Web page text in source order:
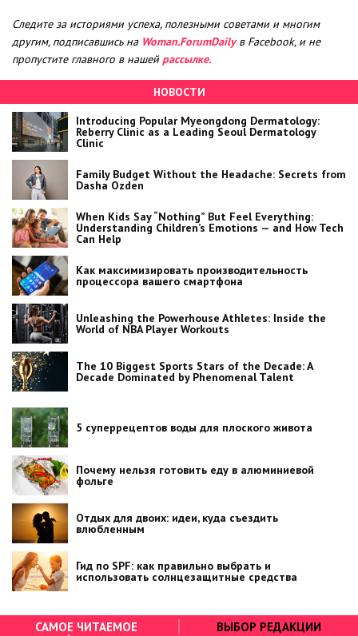
Следите за историями успеха, полезными советами и многим
другим, подписавшись на Woman.ForumDailyв Facebook, и не
пропустите главного в нашей рассылке.
НОВОСТИ
Introducing Popular Myeongdong Dermatology:
Reberry Clinic as a Leading Seoul Dermatology
Clinic
Family Budget Without the Headache: Secrets from
Dasha Ozden
When Kids Say “Nothing” But Feel Everything:
Understanding Children’s Emotions — and How Tech
Can Help
Как максимизировать производительность
процессора вашего смартфона
Unleashing the Powerhouse Athletes: Inside the
World of NBA Player Workouts
The 10 Biggest Sports Stars of the Decade: A
Decade Dominated by Phenomenal Talent
5 суперрецептов воды для плоского живота
Почему нельзя готовить еду в алюминиевой
фольге
Отдых для двоих: идеи, куда съездить
влюбленным
Гид по SPF: как правильно выбрать и
использовать солнцезащитные средства
САМОЕ ЧИТАЕМОЕ ВЫБОР РЕДАКЦИИ